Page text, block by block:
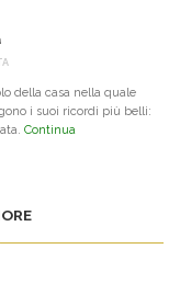
della casa nella quale
i suoi ricordi più belli:
Continua